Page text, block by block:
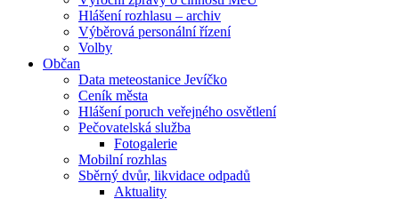
Hlášení rozhlasu – archiv
Výběrová personální řízení
Volby
Občan
Data meteostanice Jevíčko
Ceník města
Hlášení poruch veřejného osvětlení
Pečovatelská služba
Fotogalerie
Mobilní rozhlas
Sběrný dvůr, likvidace odpadů
Aktuality